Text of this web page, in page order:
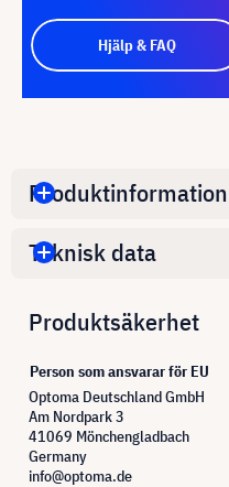
Hjälp & FAQ
Produktinformation
Teknisk data
Produktsäkerhet
Person som ansvarar för EU
Optoma Deutschland GmbH
Am Nordpark 3
41069 Mönchengladbach
Germany
info@optoma.de